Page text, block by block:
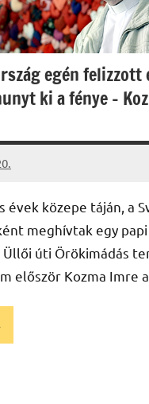
egén felizzott
ki a fénye –
évek közepe táján, a
meghívtak egy
Üllői úti Örökimádás
először Kozma Imre